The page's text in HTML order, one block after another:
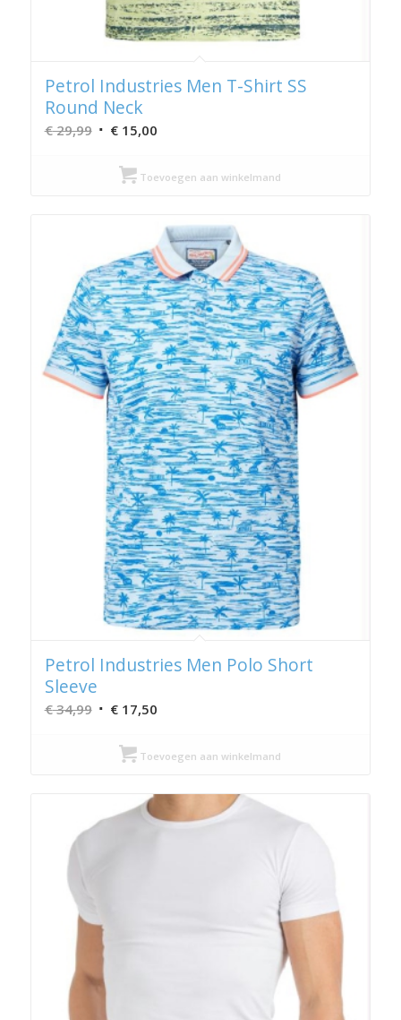
Petrol Industries Men T-Shirt SS
Round Neck
€29,99 Oorspronkelijke
was:
€15,00Huidige
is:
Toevoegen aan winkelmand
Petrol Industries Men Polo Short
Sleeve
€34,99 Oorspronkelijke
was:
€17,50Huidige
Toevoegen aan winkelmand